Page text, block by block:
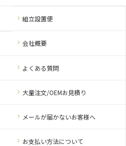
組立設置便
会社概要
大量注文/OEMお見積り
お支払い方法について
よくある質問
メールが届かないお客様へ